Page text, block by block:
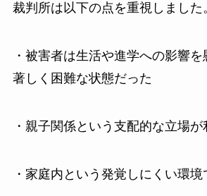
裁判所は以下の点を重視しました
・被害者は生活や進学への影響
著しく困難な状態だった
・親子関係という支配的な立場
・家庭内という発覚しにくい環